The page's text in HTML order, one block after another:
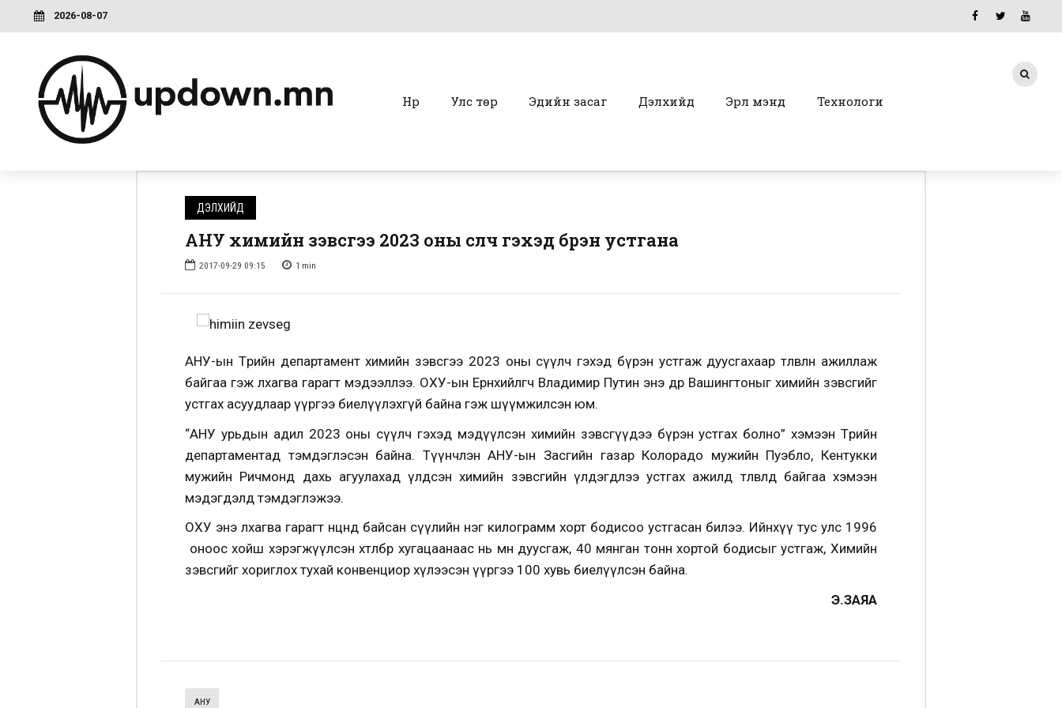
2026-08-07
Нүүр Улс төр Эдийн засаг Дэлхийд Эрүүл мэнд Технологи
ДЭЛХИЙД
АНУ химийн зэвсгээ 2023 оны сүүлч гэхэд бүрэн устгана
2017-09-29 09:15 1 min
АНУ-ын Төрийн департамент химийн зэвсгээ 2023 оны сүүлч гэхэд бүрэн устгаж дуусгахаар төлөвлөн ажиллаж
байгаа гэж лхагва гарагт мэдээллээ. ОХУ-ын Ерөнхийлөгч Владимир Путин энэ өдөр Вашингтоныг химийн зэвсгийг
устгах асуудлаар үүргээ биелүүлэхгүй байна гэж шүүмжилсэн юм.
“АНУ урьдын адил 2023 оны сүүлч гэхэд мэдүүлсэн химийн зэвсгүүдээ бүрэн устгах болно” хэмээн Төрийн
департаментад тэмдэглэсэн байна. Түүнчлэн АНУ-ын Засгийн газар Колорадо мужийн Пуэбло, Кентукки
мужийн Ричмонд дахь агуулахад үлдсэн химийн зэвсгийн үлдэгдлээ устгах ажилд төлөвлөөд байгаа хэмээн
мэдэгдэлд тэмдэглэжээ.
ОХУ энэ лхагва гарагт нөөцөнд байсан сүүлийн нэг килограмм хорт бодисоо устгасан билээ. Ийнхүү тус улс 1996
оноос хойш хэрэгжүүлсэн хөтөлбөрөө хугацаанаас нь өмнө дуусгаж, 40 мянган тонн хортой бодисыг устгаж, Химийн
зэвсгийг хориглох тухай конвенциор хүлээсэн үүргээ 100 хувь биелүүлсэн байна.
Э.ЗАЯА
АНУ